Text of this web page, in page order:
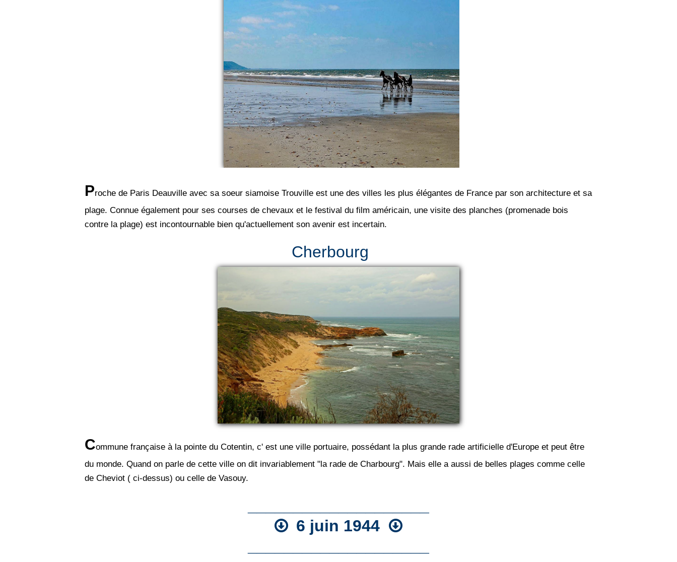
Proche de Paris Deauville avec sa soeur siamoise Trouville est une des villes les plus élégantes de France par son architecture et sa
plage. Connue également pour ses courses de chevaux et le festival du film américain, une visite des planches (promenade bois
contre la plage) est incontournable bien qu'actuellement son avenir est incertain.
Cherbourg
Commune française à la pointe du Cotentin, c' est une ville portuaire, possédant la plus grande rade artificielle d'Europe et peut être
du monde. Quand on parle de cette ville on dit invariablement "la rade de Charbourg". Mais elle a aussi de belles plages comme celle
de Cheviot ( ci-dessus) ou celle de Vasouy.
6 juin 1944